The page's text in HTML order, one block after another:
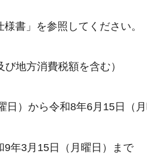
書」を参照してください。
地方消費税額を含む）
日）から令和8年6月15日（
9年3月15日（月曜日）まで